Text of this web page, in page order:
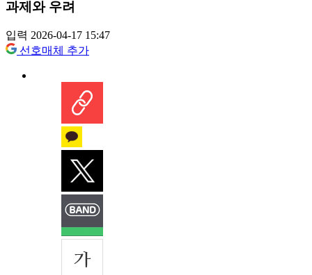
과제와 우려
입력 2026-04-17 15:47
선호매체 추가